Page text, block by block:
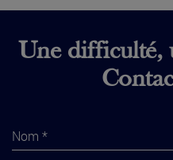
Une difficulté,